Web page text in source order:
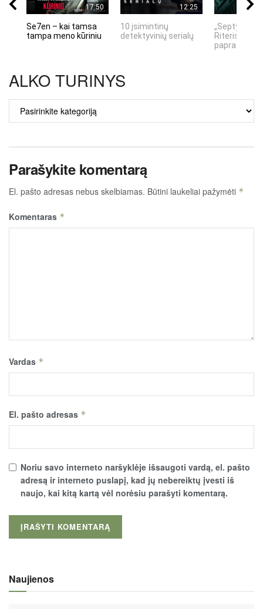
17:50
Se7en – kai tamsa
tampa meno kūriniu
12:25
10 įsimintinų
detektyvinių serialų
„Septynių
Riteris" – kai
ALKO TURINYS
ALKO
TURINYS
Parašykite komentarą
El. pašto adresas nebus skelbiamas. Būtini laukeliai pažymėti *
Komentaras *
Vardas *
El. pašto adresas *
Noriu savo interneto naršyklėje išsaugoti vardą, el. pašto
adresą ir interneto puslapį, kad jų nebereiktų įvesti iš
naujo, kai kitą kartą vėl norėsiu parašyti komentarą.
Naujienos